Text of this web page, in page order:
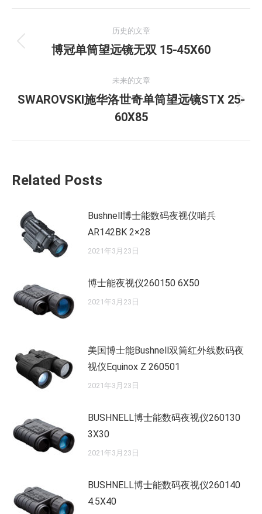
章
航
历史的文章
历
的
文
章：
博冠单筒望远镜无双 15-45X60
未来的文章
未
来
SWAROVSKI施华洛世奇单筒望远镜STX 25-
60X85
Related Posts
Bushnell博士能数码夜视仪哨兵
AR142BK 2×28
2021年3月23日
博士能夜视仪260150 6X50
2021年3月23日
美国博士能Bushnell双筒红外线数码夜
视仪Equinox Z 260501
2021年3月23日
BUSHNELL博士能数码夜视仪260130
3X30
2021年3月23日
BUSHNELL博士能数码夜视仪260140
4.5X40